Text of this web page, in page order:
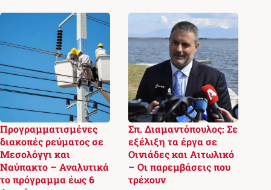
Προγραμματισμένες
διακοπές ρεύματος σε
Μεσολόγγι και
Ναύπακτο – Αναλυτικά
το πρόγραμμα έως 6
Σπ. Διαμαντόπουλος: Σε
εξέλιξη τα έργα σε
Οινιάδες και Αιτωλικό
– Οι παρεμβάσεις που
τρέχουν